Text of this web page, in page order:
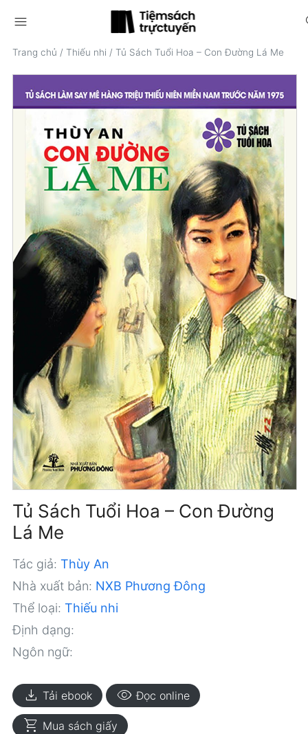
menu
Trang chủ / Thiếu nhi / Tủ Sách Tuổi Hoa – Con Đường Lá Me
Tủ Sách Tuổi Hoa – Con Đường
Lá Me
Tác giả: Thùy An
Nhà xuất bản: NXB Phương Đông
Thể loại: Thiếu nhi
Định dạng:
Ngôn ngữ:
download Tải ebook visibility Đọc online
shopping_cart Mua sách giấy